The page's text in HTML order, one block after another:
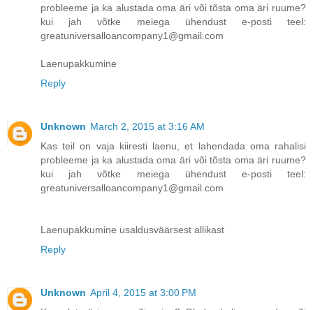
probleeme ja ka alustada oma äri või tõsta oma äri ruume?
kui jah võtke meiega ühendust e-posti teel:
greatuniversalloancompany1@gmail.com
Laenupakkumine
Reply
Unknown March 2, 2015 at 3:16 AM
Kas teil on vaja kiiresti laenu, et lahendada oma rahalisi
probleeme ja ka alustada oma äri või tõsta oma äri ruume?
kui jah võtke meiega ühendust e-posti teel:
greatuniversalloancompany1@gmail.com
Laenupakkumine usaldusväärsest allikast
Reply
Unknown April 4, 2015 at 3:00 PM